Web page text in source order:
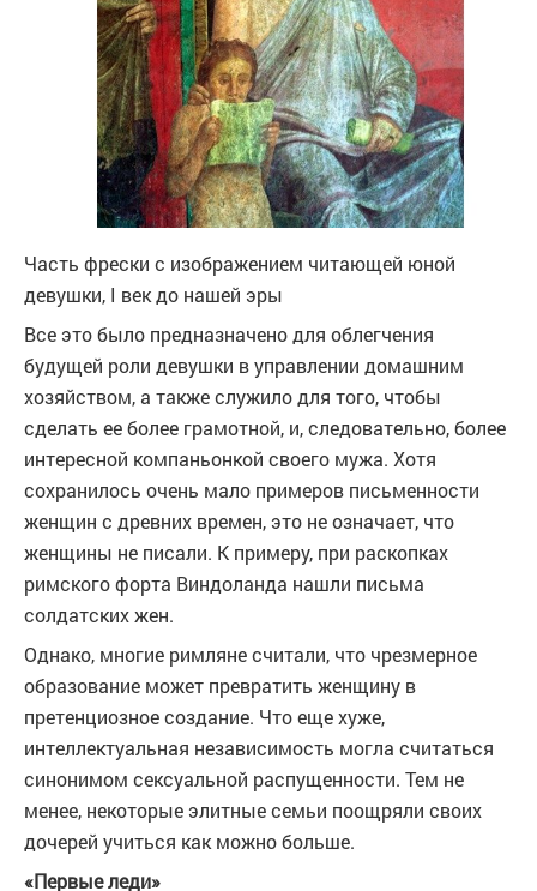
Часть фрески с изображением читающей юной
девушки, I век до нашей эры
Все это было предназначено для облегчения
будущей роли девушки в управлении домашним
хозяйством, а также служило для того, чтобы
сделать ее более грамотной, и, следовательно, более
интересной компаньонкой своего мужа. Хотя
сохранилось очень мало примеров письменности
женщин с древних времен, это не означает, что
женщины не писали. К примеру, при раскопках
римского форта Виндоланда нашли письма
солдатских жен.
Однако, многие римляне считали, что чрезмерное
образование может превратить женщину в
претенциозное создание. Что еще хуже,
интеллектуальная независимость могла считаться
синонимом сексуальной распущенности. Тем не
менее, некоторые элитные семьи поощряли своих
дочерей учиться как можно больше.
«Первые леди»